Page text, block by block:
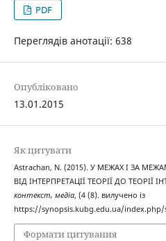
PDF
Переглядів анотації: 638
Опубліковано
13.01.2015
Як цитувати
Astrachan, N. (2015). У МЕЖАХ І ЗА
ВІД ІНТЕРПРЕТАЦІЇ ТЕОРІЇ ДО ТЕОРІЇ
контекст, медіа, (4 (8). вилучено із
https://synopsis.kubg.edu.ua/
Формати цитування